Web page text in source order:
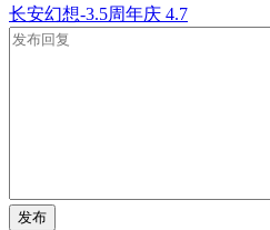
长安幻想-3.5周年庆 4.7
发布